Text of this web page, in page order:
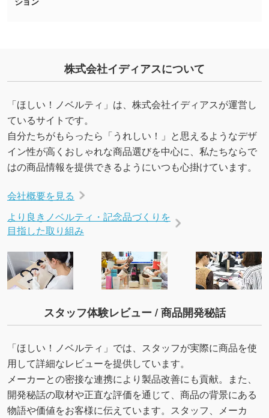
株式会社イディアスについて
「ほしい！ノベルティ」は、株式会社イディアスが運営し
ているサイトです。
自分たちがもらったら「うれしい！」と思えるようなデザ
イン性が高くおしゃれな商品選びを中心に、私たちならで
はの商品情報を提供できるようにいつも心掛けています。
会社概要を見る
より良きノベルティ・記念品づくりを
目指した取り組み
スタッフ体験レビュー / 商品開発秘話
「ほしい！ノベルティ」では、スタッフが実際に商品を使
用して詳細なレビューを提供しています。
メーカーとの密接な連携により製品改善にも貢献。また、
開発秘話の取材や正直な評価を通じて、商品の背景にある
物語や価値をお客様に伝えています。スタッフ、メーカ